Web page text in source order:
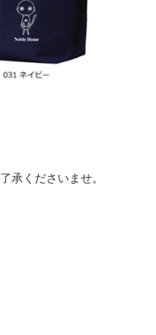
承くださいませ。